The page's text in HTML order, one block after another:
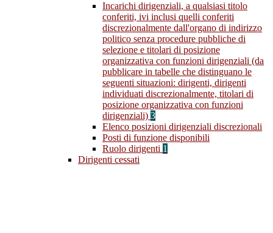
Incarichi dirigenziali, a qualsiasi titolo
conferiti, ivi inclusi quelli conferiti
discrezionalmente dall'organo di indirizzo
politico senza procedure pubbliche di
selezione e titolari di posizione
organizzativa con funzioni dirigenziali (da
pubblicare in tabelle che distinguano le
seguenti situazioni: dirigenti, dirigenti
individuati discrezionalmente, titolari di
posizione organizzativa con funzioni
dirigenziali) 3
Elenco posizioni dirigenziali discrezionali
Posti di funzione disponibili
Ruolo dirigenti 1
Dirigenti cessati